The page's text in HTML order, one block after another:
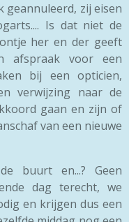
geannuleerd, zij eisen
Is dat niet de
her en der geeft
afspraak voor een
bij een opticien,
verwijzing naar de
gaan en zijn of
van een nieuwe
buurt en...? Geen
dag terecht, we
en krijgen dus een